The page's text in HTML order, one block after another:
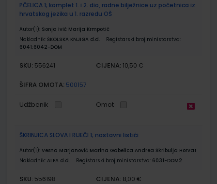
PČELICA 1; komplet 1. i 2. dio, radne bilježnice uz početnica iz
hrvatskog jezika u 1. razredu OŠ
Autor(i): Sonja Ivić Marija Krmpotić
Nakladnik: ŠKOLSKA KNJIGA d.d.
Registarski broj ministarstva:
6041;6042-DOM
SKU: 556241 CIJENA: 10,50 €
ŠIFRA OMOTA: 500157
Udžbenik Omot
ŠKRINJICA SLOVA I RIJEČI 1; nastavni listići
Autor(i): Vesna Marjanović Marina Gabelica Andrea Škribulja Horvat
Nakladnik: ALFA d.d. Registarski broj ministarstva: 6031-DOM2
SKU: 556198 CIJENA: 8,00 €